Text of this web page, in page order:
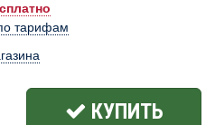
тарифам
КУПИТЬ